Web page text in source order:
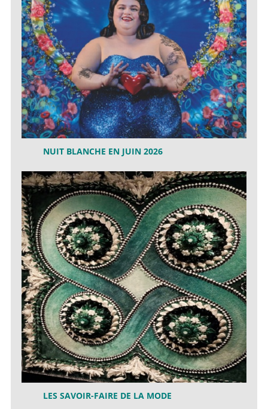
NUIT BLANCHE EN JUIN 2026
LES SAVOIR-FAIRE DE LA MODE